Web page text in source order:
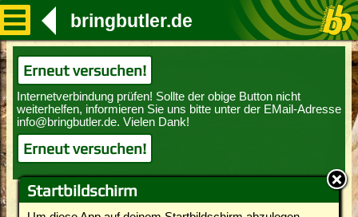
Startbildschirm
bringbutler.de
Erneut versuchen!
Erneut versuchen!